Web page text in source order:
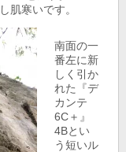
肌寒いです。
南面の一
番左に新
しく引か
れた『デ
カンテ
6C＋』
4Bとい
う短いル